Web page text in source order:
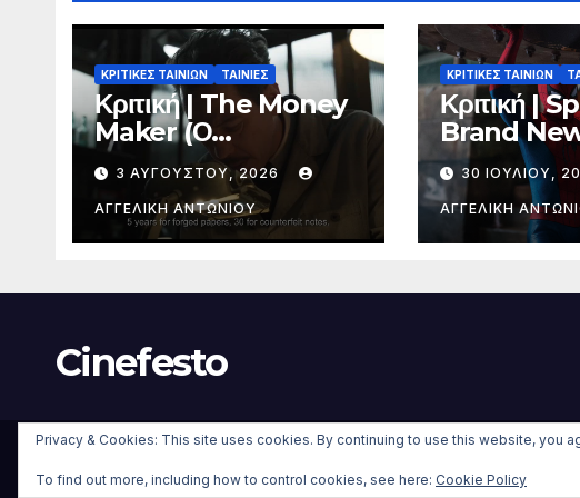
ΚΡΙΤΙΚΕΣ ΤΑΙΝΙΩΝ ΤΑΙΝΙΕΣ
Κριτική | The Money
Maker (Ο
Παραχαράκτης)
3 ΑΥΓΟΎΣΤΟΥ, 2026
ΑΓΓΕΛΙΚΉ ΑΝΤΩΝΊΟΥ
ΚΡΙΤΙΚΕΣ ΤΑΙΝΙΩΝ
Κριτική |
Brand
30 ΙΟΥΛΊΟΥ,
ΑΓΓΕΛΙΚΉ
Cinefesto
απόThemeansar.
Privacy & Cookies: This site uses cookies. By continuing to use this website, you
To find out more, including how to control cookies, see here: Cookie Policy